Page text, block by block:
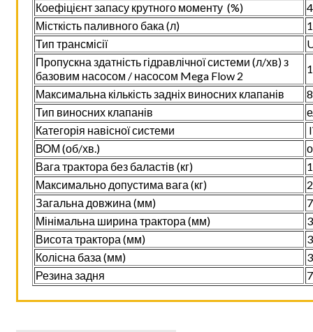
Коефіцієнт запасу крутного моменту (%)
Місткість паливного бака (л)
Тип трансмісії
Пропускна здатність гідравлічної системи (л/хв) з
базовим насосом / насосом Mega Flow 2
Максимальна кількість задніх виносних клапанів
8
Тип виносних клапанів
Категорія навісної системи
ВОМ (об/хв.)
Вага трактора без баластів (кг)
Максимально допустима вага (кг)
Загальна довжина (мм)
Мінімальна ширина трактора (мм)
Висота трактора (мм)
Колісна база (мм)
Резина задня